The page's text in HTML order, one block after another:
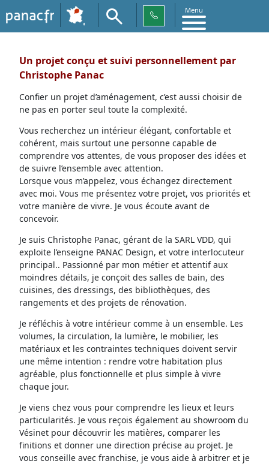
Menu
Un projet conçu et suivi personnellement par
Christophe Panac
Confier un projet d’aménagement, c’est aussi choisir de
ne pas en porter seul toute la complexité.
Vous recherchez un intérieur élégant, confortable et
cohérent, mais surtout une personne capable de
comprendre vos attentes, de vous proposer des idées et
de suivre l’ensemble avec attention.
Lorsque vous m’appelez, vous échangez directement
avec moi. Vous me présentez votre projet, vos priorités et
votre manière de vivre. Je vous écoute avant de
concevoir.
Je suis Christophe Panac, gérant de la SARL VDD, qui
exploite l’enseigne PANAC Design, et votre interlocuteur
principal.. Passionné par mon métier et attentif aux
moindres détails, je conçoit des salles de bain, des
cuisines, des dressings, des bibliothèques, des
rangements et des projets de rénovation.
Je réfléchis à votre intérieur comme à un ensemble. Les
volumes, la circulation, la lumière, le mobilier, les
matériaux et les contraintes techniques doivent servir
une même intention : rendre votre habitation plus
agréable, plus fonctionnelle et plus simple à vivre
chaque jour.
Je viens chez vous pour comprendre les lieux et leurs
particularités. Je vous reçois également au showroom du
Vésinet pour découvrir les matières, comparer les
finitions et donner une direction précise au projet. Je
vous conseille avec franchise, je vous aide à arbitrer et je